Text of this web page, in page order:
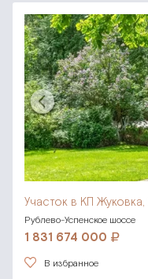
Участок в КП Жуковка,
Рублево-Успенское шоссе
1 831 674 000
В избранное